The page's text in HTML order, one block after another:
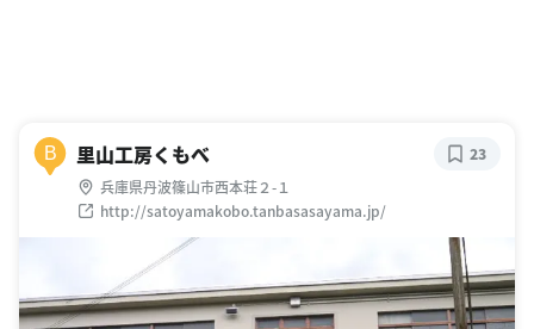
B 里山工房くもべ
兵庫県丹波篠山市西本荘２-１
http://satoyamakobo.tanbasasayama.jp/
23